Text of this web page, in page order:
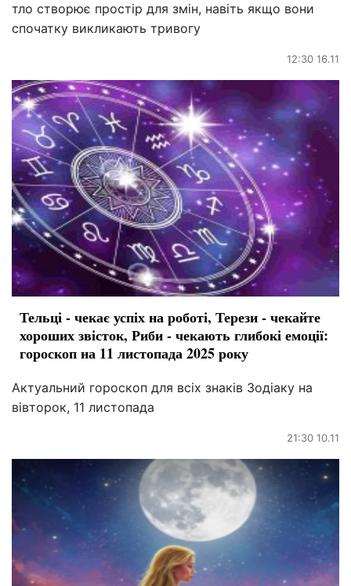
тло створює простір для змін, навіть якщо вони
спочатку викликають тривогу
12:30 16.11
Тельці - чекає успіх на роботі, Терези - чекайте
хороших звісток, Риби - чекають глибокі емоції:
гороскоп на 11 листопада 2025 року
Актуальний гороскоп для всіх знаків Зодіаку на
вівторок, 11 листопада
21:30 10.11